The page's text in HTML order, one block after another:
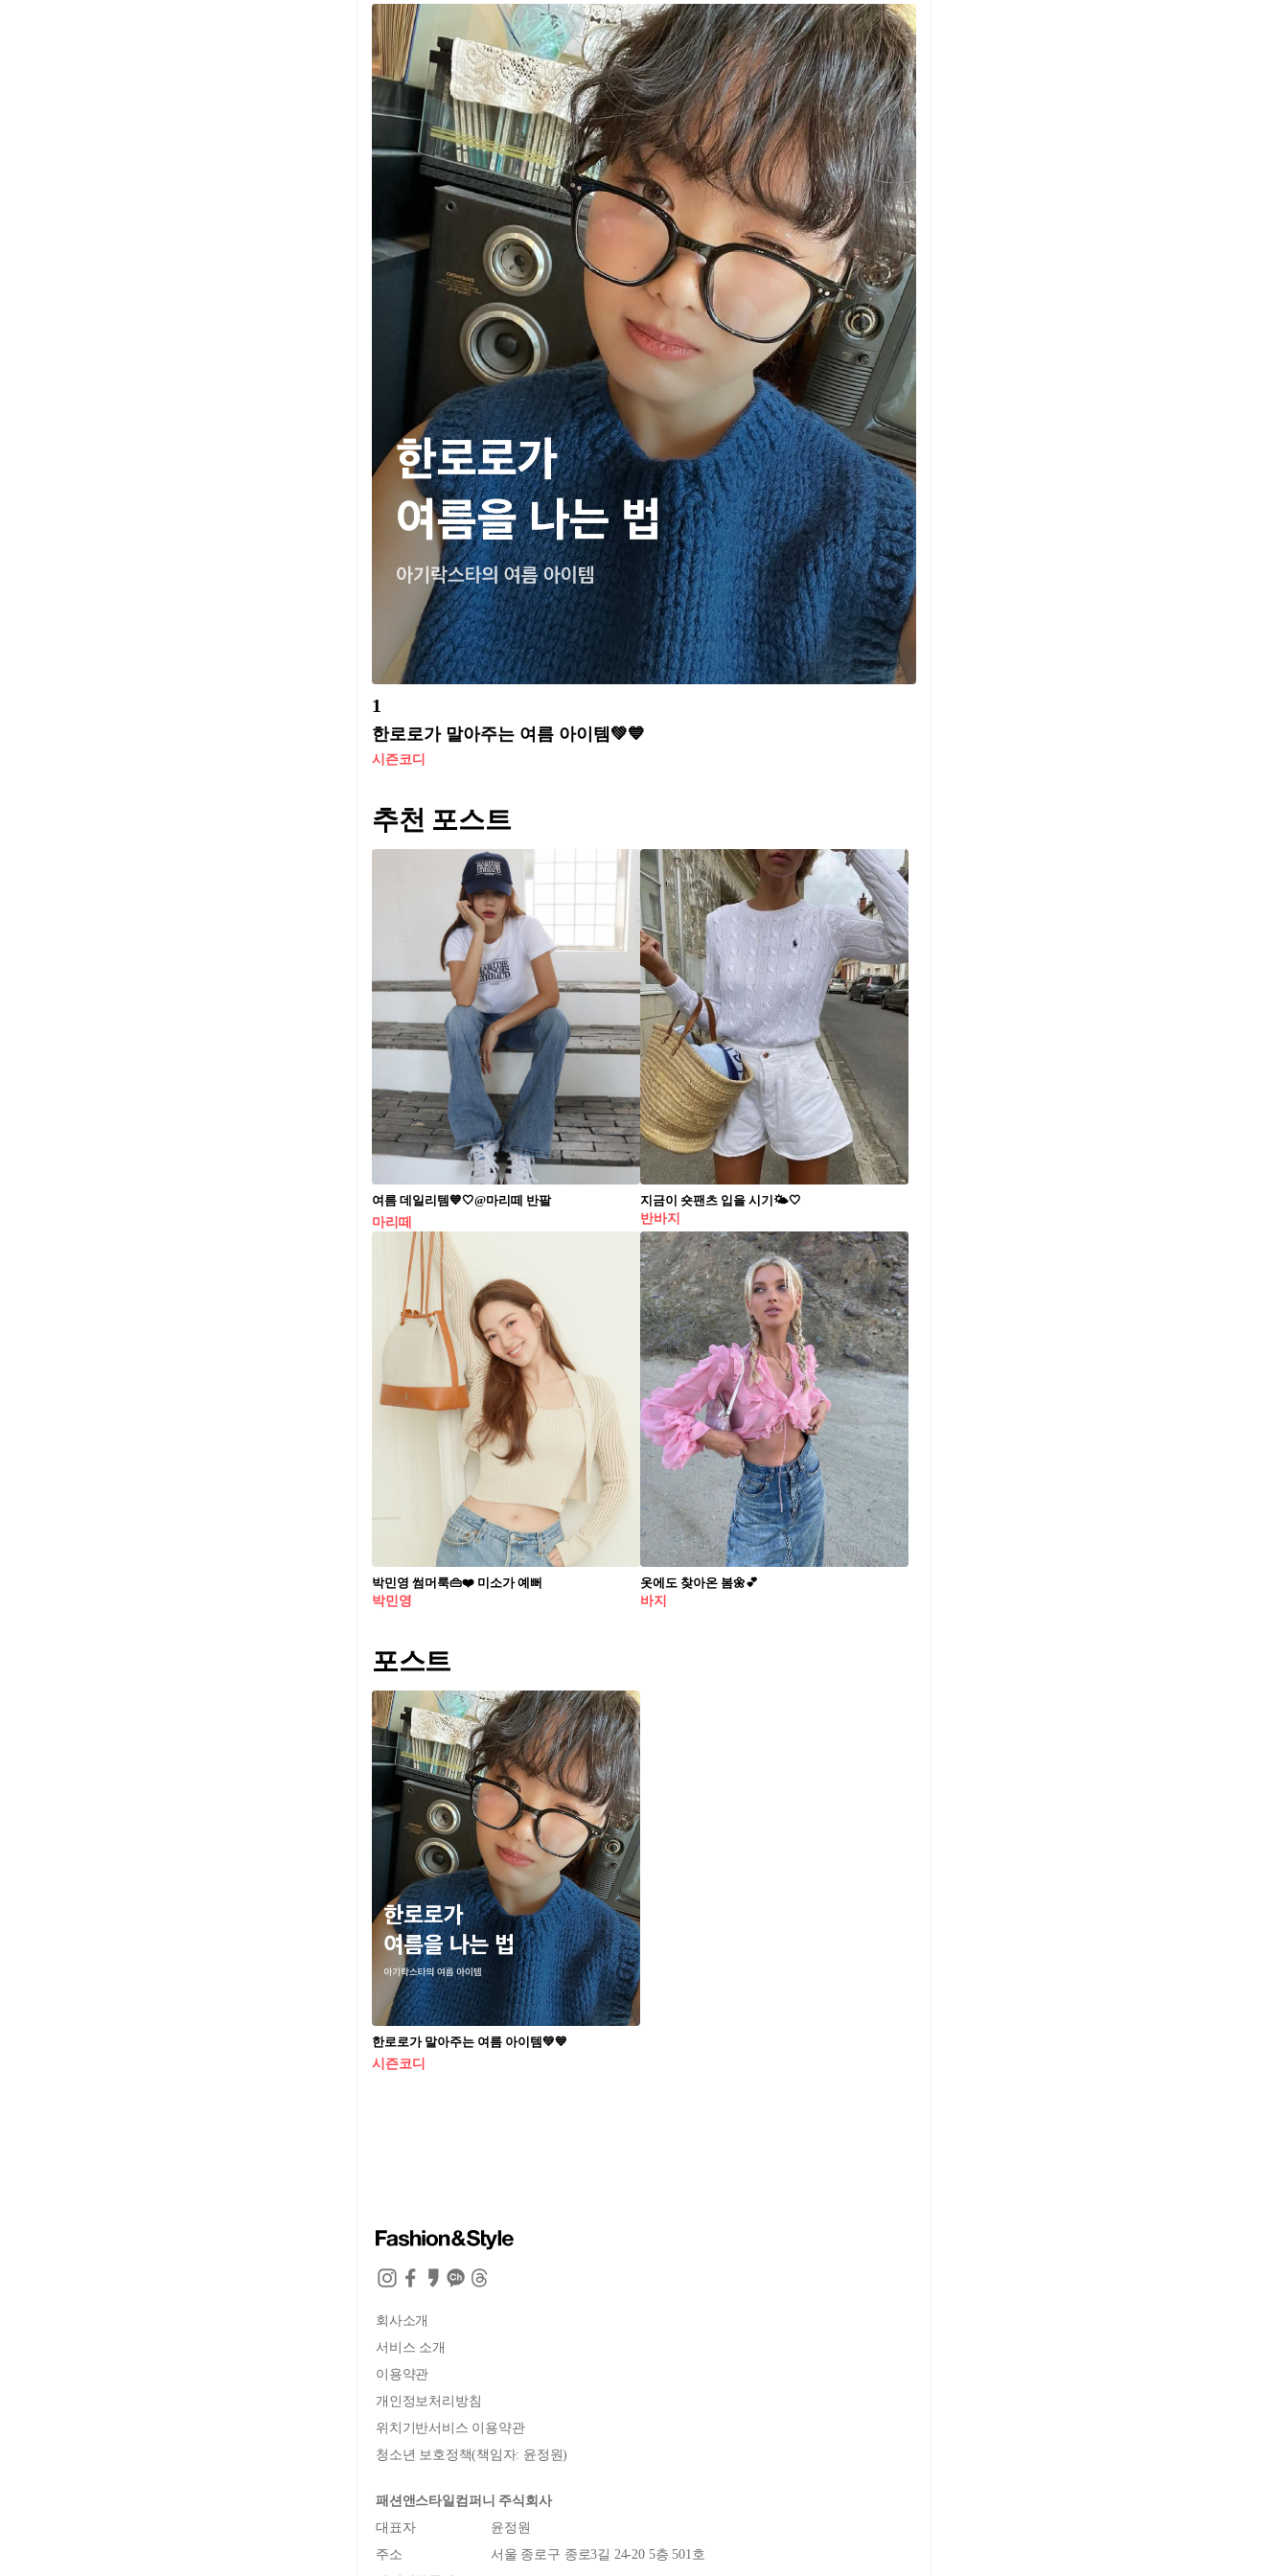
1
한로로가 말아주는 여름 아이템💚💙
시즌코디
추천 포스트
여름 데일리템💙🤍@마리떼 반팔
마리떼
지금이 숏팬츠 입을 시기🌤🤍
반바지
박민영 썸머룩👜❤️ 미소가 예뻐
박민영
옷에도 찾아온 봄🌼💕
바지
포스트
한로로가 말아주는 여름 아이템💚💙
시즌코디
회사소개
서비스 소개
이용약관
개인정보처리방침
위치기반서비스 이용약관
청소년 보호정책(책임자: 윤정원)
패션앤스타일컴퍼니 주식회사
대표자
윤정원
주소
서울 종로구 종로3길 24-20 5층 501호